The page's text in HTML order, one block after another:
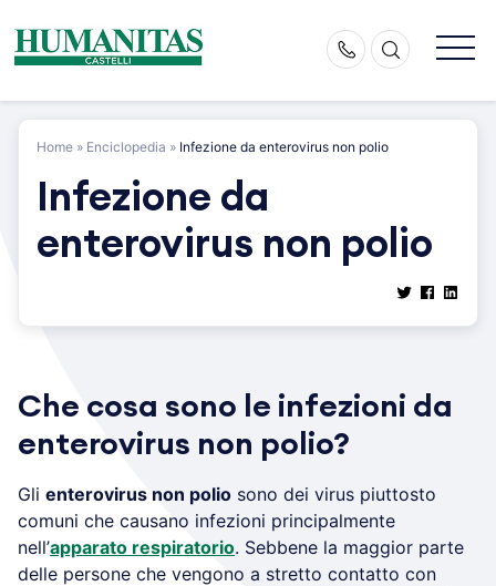
content
Home » Enciclopedia » Infezione da enterovirus non polio
Infezione da
enterovirus non polio
Che cosa sono le infezioni da
enterovirus non polio?
Gli enterovirus non polio sono dei virus piuttosto
comuni che causano infezioni principalmente
nell’apparato respiratorio. Sebbene la maggior parte
delle persone che vengono a stretto contatto con